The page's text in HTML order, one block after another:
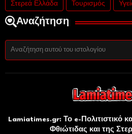
Στερεά Ελλάδα Τουρισμός
Αναζήτηση
Lamiatimes.gr: Το e-Πολιτιστικό
Φθιώτιδας και της